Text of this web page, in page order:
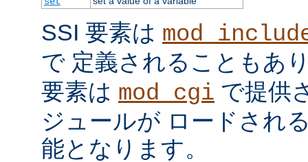
SSI 要素は
で 定義されることもあ
要素は mod_cgi で提供
ジュールが ロードされ
能となります。